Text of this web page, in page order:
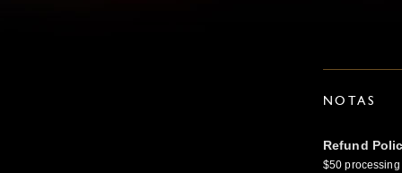
NOTAS
Refund
$50